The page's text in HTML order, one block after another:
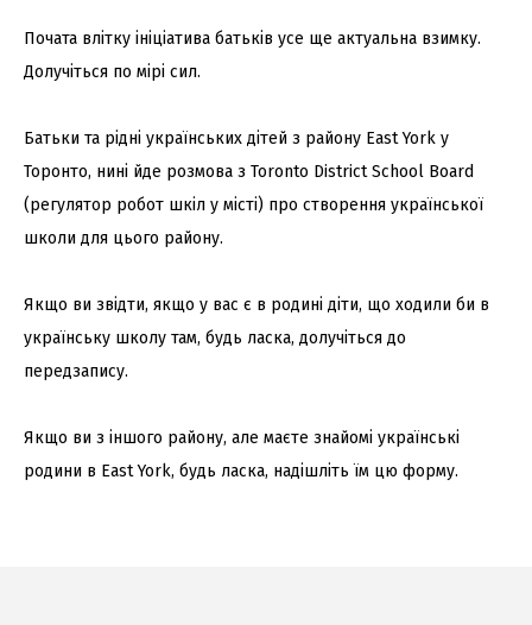
Почата влітку ініціатива батьків усе ще актуальна взимку.
Долучіться по мірі сил.
Батьки та рідні українських дітей з району East York у
Торонто, нині йде розмова з Toronto District School Board
(регулятор робот шкіл у місті) про створення української
школи для цього району.
Якщо ви звідти, якщо у вас є в родині діти, що ходили би в
українську школу там, будь ласка, долучіться до
передзапису.
Якщо ви з іншого району, але маєте знайомі українські
родини в East York, будь ласка, надішліть їм цю форму.